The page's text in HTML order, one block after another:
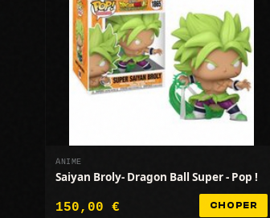
ANIME
Saiyan Broly- Dragon Ball Super - Pop !
150,00 € CHOPER